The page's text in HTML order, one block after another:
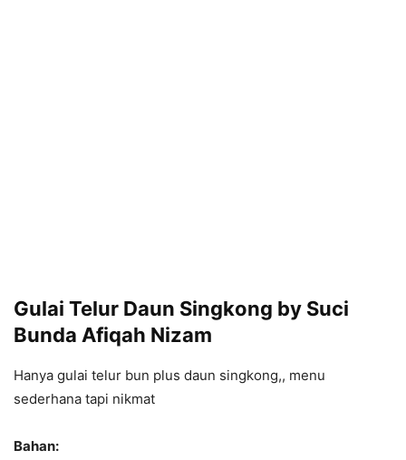
Gulai Telur Daun Singkong by Suci
Bunda Afiqah Nizam
Hanya gulai telur bun plus daun singkong,, menu
sederhana tapi nikmat
Bahan: